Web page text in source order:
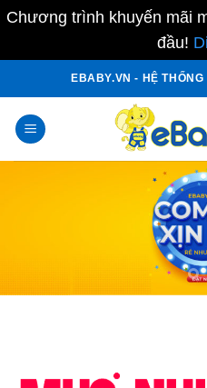
Chương trình khuyến mãi
đầu!
content
EBABY.VN - HỆ